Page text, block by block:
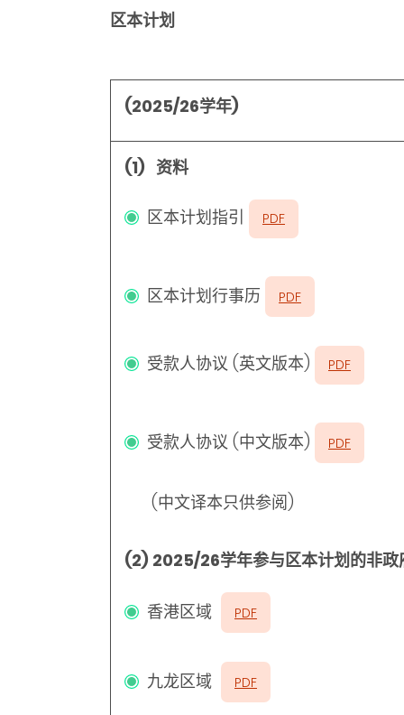
区本计划
(2025/26学年)
(1) 资料
区本计划指引 PDF
区本计划行事历 PDF
受款人协议 (英文版本) PDF
受款人协议 (中文版本) PDF
(中文译本只供参阅)
(2) 2025/26学年参与区本计划的非政
香港区域 PDF
九龙区域 PDF